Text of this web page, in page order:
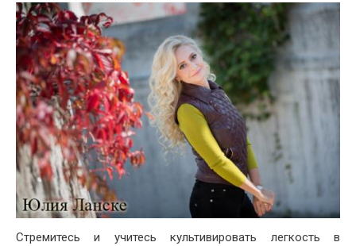
Стремитесь и учитесь культивировать легкость в